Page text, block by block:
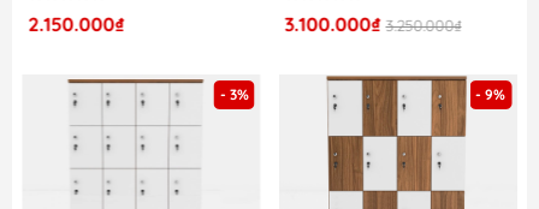
2.150.000₫ 3.100.000₫ 3.250.000₫
- 3% - 9%